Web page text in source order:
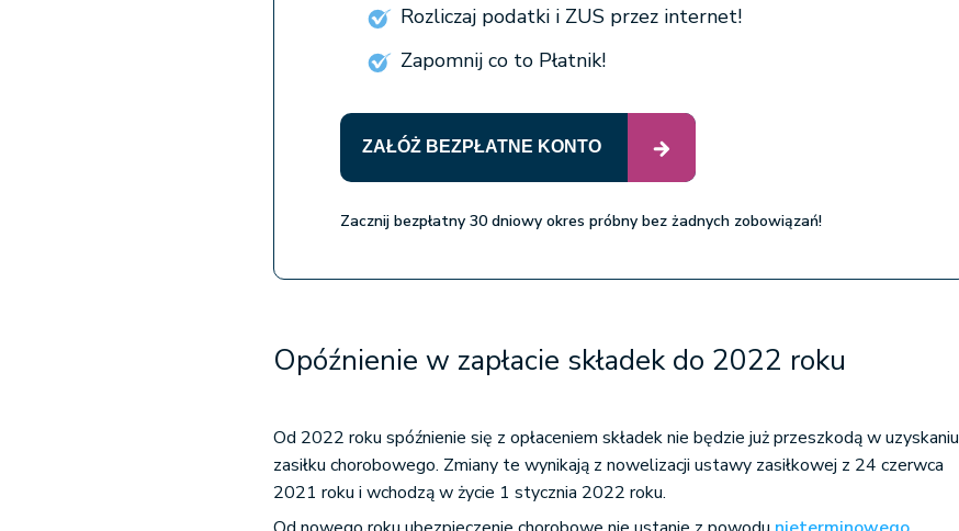
Rozliczaj podatki i ZUS przez internet!
Zapomnij co to Płatnik!
ZAŁÓŻ BEZPŁATNE KONTO
Zacznij bezpłatny 30 dniowy okres próbny bez żadnych zobowiązań!
Opóźnienie w zapłacie składek do 2022 roku
Od 2022 roku spóźnienie się z opłaceniem składek nie będzie już przeszkodą w uzyskaniu
zasiłku chorobowego. Zmiany te wynikają z nowelizacji ustawy zasiłkowej z 24 czerwca
2021 roku i wchodzą w życie 1 stycznia 2022 roku.